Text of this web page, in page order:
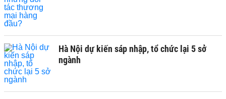
Hà Nội dự kiến sáp nhập, tổ chức lại 5 sở
ngành